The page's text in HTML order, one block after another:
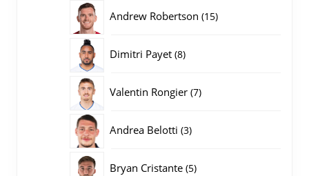
Andrew Robertson 1515
Dimitri Payet 88
Valentin Rongier 77
Andrea Belotti 33
Bryan Cristante 55